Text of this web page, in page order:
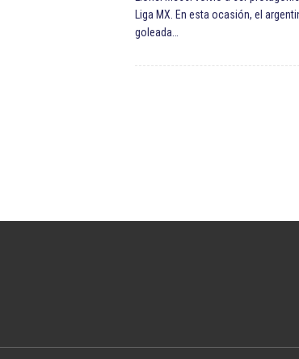
Liga MX. En esta ocasión, el
goleada…